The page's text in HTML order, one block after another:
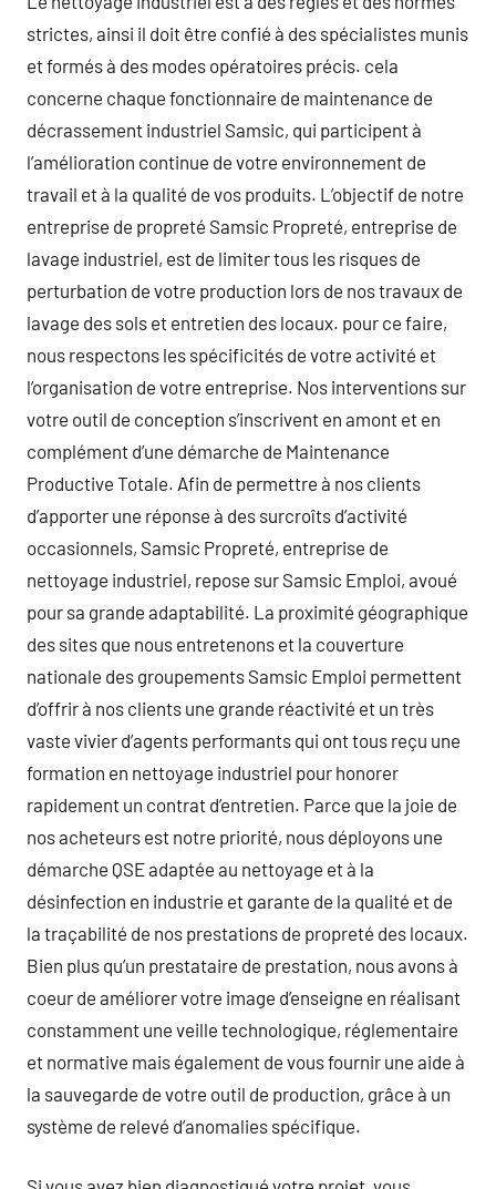
strictes, ainsi il doit être confié à des spécialistes munis
et formés à des modes opératoires précis. cela
concerne chaque fonctionnaire de maintenance de
décrassement industriel Samsic, qui participent à
l’amélioration continue de votre environnement de
travail et à la qualité de vos produits. L’objectif de notre
entreprise de propreté Samsic Propreté, entreprise de
lavage industriel, est de limiter tous les risques de
perturbation de votre production lors de nos travaux de
lavage des sols et entretien des locaux. pour ce faire,
nous respectons les spécificités de votre activité et
l’organisation de votre entreprise. Nos interventions sur
votre outil de conception s’inscrivent en amont et en
complément d’une démarche de Maintenance
Productive Totale. Afin de permettre à nos clients
d’apporter une réponse à des surcroîts d’activité
occasionnels, Samsic Propreté, entreprise de
nettoyage industriel, repose sur Samsic Emploi, avoué
pour sa grande adaptabilité. La proximité géographique
des sites que nous entretenons et la couverture
nationale des groupements Samsic Emploi permettent
d’offrir à nos clients une grande réactivité et un très
vaste vivier d’agents performants qui ont tous reçu une
formation en nettoyage industriel pour honorer
rapidement un contrat d’entretien. Parce que la joie de
nos acheteurs est notre priorité, nous déployons une
démarche QSE adaptée au nettoyage et à la
désinfection en industrie et garante de la qualité et de
la traçabilité de nos prestations de propreté des locaux.
Bien plus qu’un prestataire de prestation, nous avons à
coeur de améliorer votre image d’enseigne en réalisant
constamment une veille technologique, réglementaire
et normative mais également de vous fournir une aide à
la sauvegarde de votre outil de production, grâce à un
système de relevé d’anomalies spécifique.